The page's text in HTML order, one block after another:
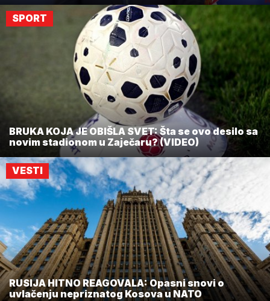
SPORT
BRUKA KOJA JE OBIŠLA SVET: Šta se ovo desilo sa
novim stadionom u Zaječaru? (VIDEO)
VESTI
RUSIJA HITNO REAGOVALA: Opasni snovi o
uvlačenju nepriznatog Kosova u NATO